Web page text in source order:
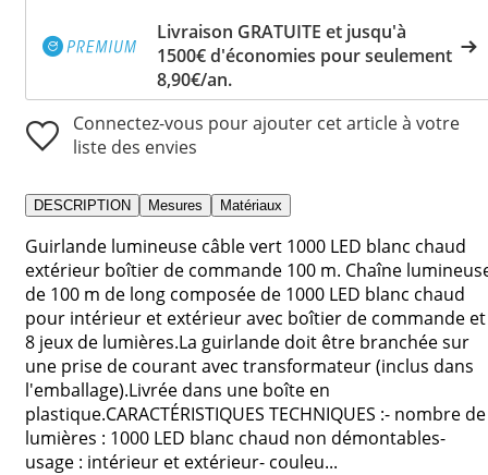
Livraison GRATUITE et jusqu'à
1500€ d'économies pour seulement
8,90€/an.
Connectez-vous pour ajouter cet article à votre
liste des envies
DESCRIPTION Mesures Matériaux
Guirlande lumineuse câble vert 1000 LED blanc chaud
extérieur boîtier de commande 100 m. Chaîne
de 100 m de long composée de 1000 LED blanc chaud
pour intérieur et extérieur avec boîtier de commande et
8 jeux de lumières.La guirlande doit être branchée sur
une prise de courant avec transformateur (inclus dans
l'emballage).Livrée dans une boîte en
plastique.CARACTÉRISTIQUES TECHNIQUES :- nombre de
lumières : 1000 LED blanc chaud non démontables-
usage : intérieur et extérieur- couleu...